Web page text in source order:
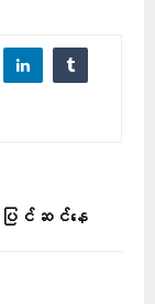
ြင်ဆင်နေ